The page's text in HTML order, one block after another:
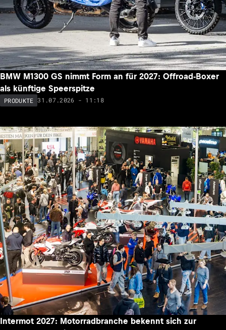
BMW M1300 GS nimmt Form an für 2027: Offroad-Boxer
als künftige Speerspitze
PRODUKTE 31.07.2026 - 11:18
Intermot 2027: Motorradbranche bekennt sich zur